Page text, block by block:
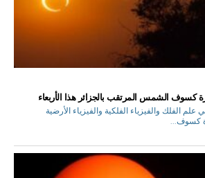
كسوف الشمس المرتقب بالجزائر هذا الأربعاء
في علم الفلك والفيزياء الفلكية والفيزياء الأرضية